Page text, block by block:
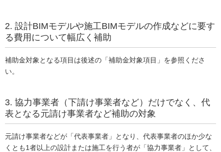
2. 設計BIMモデルや施工BIMモデルの作成などに要す
る費用について幅広く補助
補助金対象となる項目は後述の「補助金対象項目」を参照くださ
い。
3. 協力事業者（下請け事業者など）だけでなく、代
表となる元請け事業者など補助の対象
元請け事業者などが「代表事業者」となり、代表事業者のほか少な
くとも1者以上の設計または施工を行う者が「協力事業者」として、